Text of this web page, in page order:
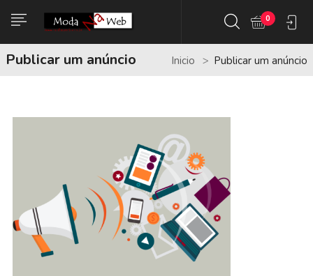
0
Publicar um anúncio Inicio Publicar um anúncio